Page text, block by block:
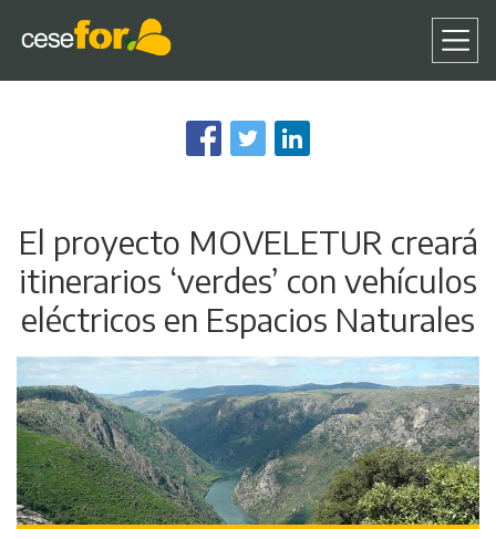
al
contenido
El proyecto MOVELETUR creará
itinerarios ‘verdes’ con vehículos
eléctricos en Espacios Naturales